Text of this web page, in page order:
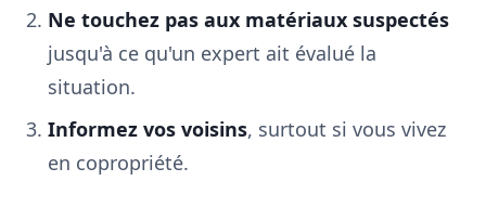
Ne touchez pas aux matériaux suspectés
jusqu'à ce qu'un expert ait évalué la
situation.
Informez vos voisins, surtout si vous vivez
en copropriété.